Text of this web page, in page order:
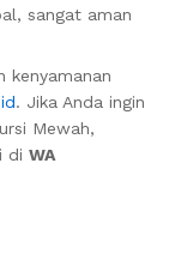
sangat aman
kenyamanan
. Jika Anda ingin
Mewah,
di WA